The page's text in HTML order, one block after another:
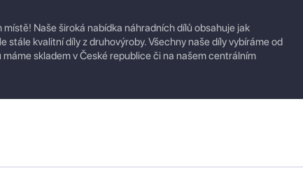
Naše široká nabídka náhradních dílů obsahuje jak
kvalitní díly z druhovýroby. Všechny naše díly vybíráme od
skladem v České republice či na našem centrálním